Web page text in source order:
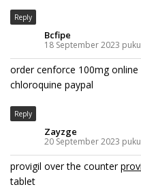
Reply
Bcfipe
18 September 2023
order cenforce 100mg online
chloroquine paypal
Reply
Zayzge
20 September 2023
provigil over the counter
tablet